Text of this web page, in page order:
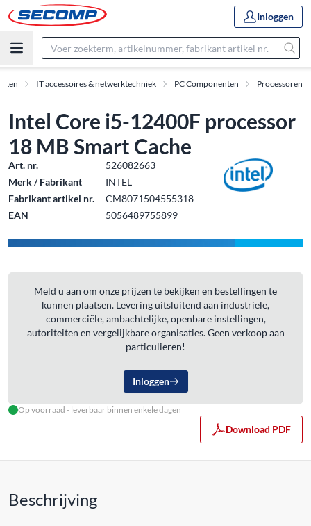
Inloggen
IT accessoires & netwerktechniek PC Componenten Processoren
Intel Core i5-12400F processor
18 MB Smart Cache
Art. nr.
526082663
Merk / Fabrikant
INTEL
Fabrikant artikel nr.
CM8071504555318
EAN
5056489755899
Meld u aan om onze prijzen te bekijken en bestellingen te
kunnen plaatsen. Levering uitsluitend aan industriële,
commerciële, ambachtelijke, openbare instellingen,
autoriteiten en vergelijkbare organisaties. Geen verkoop aan
particulieren!
Inloggen
Op voorraad - leverbaar binnen enkele dagen
Download PDF
Beschrijving